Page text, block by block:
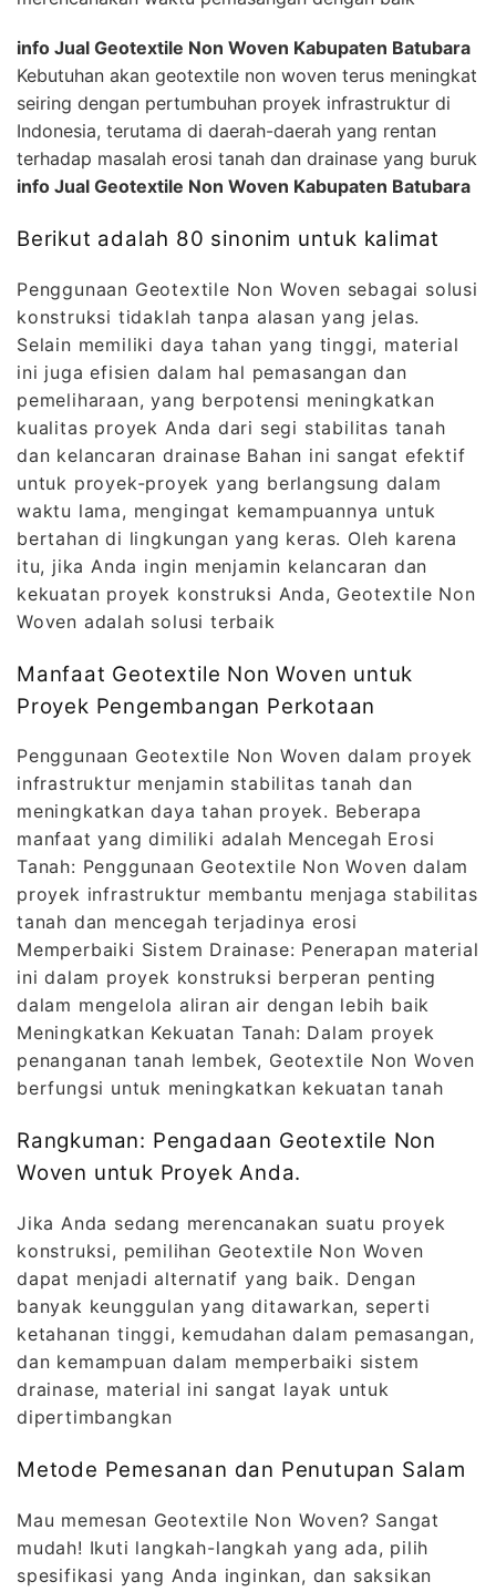
info Jual Geotextile Non Woven Kabupaten Batubara
Kebutuhan akan geotextile non woven terus meningkat
seiring dengan pertumbuhan proyek infrastruktur di
Indonesia, terutama di daerah-daerah yang rentan
terhadap masalah erosi tanah dan drainase yang buruk
info Jual Geotextile Non Woven Kabupaten Batubara
Berikut adalah 80 sinonim untuk kalimat
Penggunaan Geotextile Non Woven sebagai solusi
konstruksi tidaklah tanpa alasan yang jelas.
Selain memiliki daya tahan yang tinggi, material
ini juga efisien dalam hal pemasangan dan
pemeliharaan, yang berpotensi meningkatkan
kualitas proyek Anda dari segi stabilitas tanah
dan kelancaran drainase Bahan ini sangat efektif
untuk proyek-proyek yang berlangsung dalam
waktu lama, mengingat kemampuannya untuk
bertahan di lingkungan yang keras. Oleh karena
itu, jika Anda ingin menjamin kelancaran dan
kekuatan proyek konstruksi Anda, Geotextile Non
Woven adalah solusi terbaik
Manfaat Geotextile Non Woven untuk
Proyek Pengembangan Perkotaan
Penggunaan Geotextile Non Woven dalam proyek
infrastruktur menjamin stabilitas tanah dan
meningkatkan daya tahan proyek. Beberapa
manfaat yang dimiliki adalah Mencegah Erosi
Tanah: Penggunaan Geotextile Non Woven dalam
proyek infrastruktur membantu menjaga stabilitas
tanah dan mencegah terjadinya erosi
Memperbaiki Sistem Drainase: Penerapan material
ini dalam proyek konstruksi berperan penting
dalam mengelola aliran air dengan lebih baik
Meningkatkan Kekuatan Tanah: Dalam proyek
penanganan tanah lembek, Geotextile Non Woven
berfungsi untuk meningkatkan kekuatan tanah
Rangkuman: Pengadaan Geotextile Non
Woven untuk Proyek Anda.
Jika Anda sedang merencanakan suatu proyek
konstruksi, pemilihan Geotextile Non Woven
dapat menjadi alternatif yang baik. Dengan
banyak keunggulan yang ditawarkan, seperti
ketahanan tinggi, kemudahan dalam pemasangan,
dan kemampuan dalam memperbaiki sistem
drainase, material ini sangat layak untuk
dipertimbangkan
Metode Pemesanan dan Penutupan Salam
Mau memesan Geotextile Non Woven? Sangat
mudah! Ikuti langkah-langkah yang ada, pilih
spesifikasi yang Anda inginkan, dan saksikan